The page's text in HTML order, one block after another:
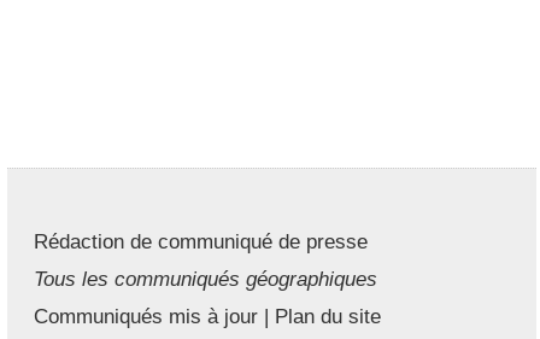
Rédaction de communiqué de presse
Tous les communiqués géographiques
Communiqués mis à jour | Plan du site